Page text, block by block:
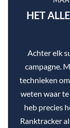
HET
Achter elk
campagne.
technieken
weten waar
heb precies
Ranktracker